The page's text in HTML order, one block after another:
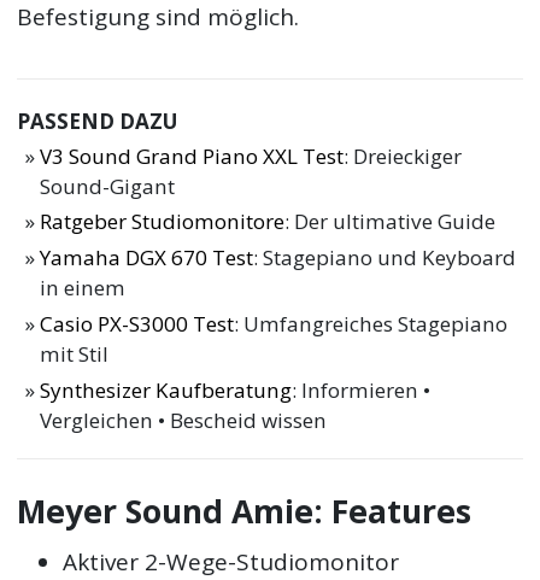
Befestigung sind möglich.
PASSEND DAZU
V3 Sound Grand Piano XXL Test: Dreieckiger
Sound-Gigant
Ratgeber Studiomonitore: Der ultimative Guide
Yamaha DGX 670 Test: Stagepiano und Keyboard
in einem
Casio PX-S3000 Test: Umfangreiches Stagepiano
mit Stil
Synthesizer Kaufberatung: Informieren •
Vergleichen • Bescheid wissen
Meyer Sound Amie: Features
Aktiver 2-Wege-Studiomonitor